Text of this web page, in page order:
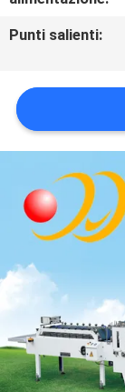
DEL
SITO
PRIVACY
POLICY
Punti salienti: